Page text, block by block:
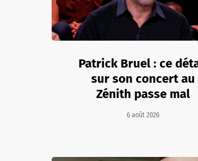
Patrick Bruel : ce
sur son concert au
Zénith passe mal
6 août 2026